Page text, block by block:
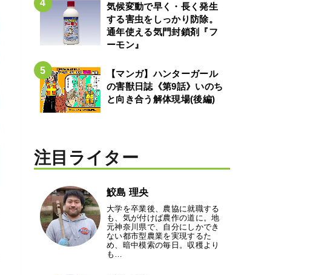
気候変動で早く・長く発生
する害虫をしっかり防除。
通年使える気門封鎖剤『フ
ーモン』
【マンガ】ハンターガール
の害獣日誌《第9話》いのち
と向き合う解体現場(後編)
注目ライター
鮫島 理央
大学を卒業後、農協に就職する
も、気が付けば農作の道に。地
元神奈川県で、自分にしかでき
ない都市型農業を実現するた
め、暗中模索の毎日。収穫より
も…